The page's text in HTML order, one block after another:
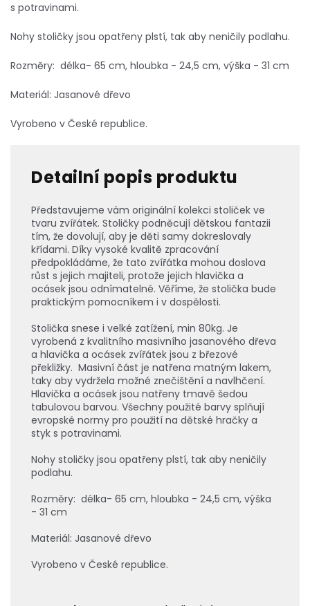
s potravinami.
Nohy stoličky jsou opatřeny plstí, tak aby neničily podlahu.
Rozměry: délka- 65 cm, hloubka - 24,5 cm, výška - 31 cm
Materiál: Jasanové dřevo
Vyrobeno v České republice.
Detailní popis produktu
Představujeme vám originální kolekci stoliček ve
tvaru zvířátek. Stoličky podněcují dětskou fantazii
tím, že dovolují, aby je děti samy dokreslovaly
křídami. Díky vysoké kvalitě zpracování
předpokládáme, že tato zvířátka mohou doslova
růst s jejich majiteli, protože jejich hlavička a
ocásek jsou odnímatelné. Věříme, že stolička bude
praktickým pomocníkem i v dospělosti.
Stolička snese i velké zatížení, min 80kg. Je
vyrobená z kvalitního masivního jasanového dřeva
a hlavička a ocásek zvířátek jsou z březové
překližky. Masivní část je natřena matným lakem,
taky aby vydržela možné znečištění a navlhčení.
Hlavička a ocásek jsou natřeny tmavě šedou
tabulovou barvou. Všechny použité barvy splňují
evropské normy pro použití na dětské hračky a
styk s potravinami.
Nohy stoličky jsou opatřeny plstí, tak aby neničily
podlahu.
Rozměry: délka- 65 cm, hloubka - 24,5 cm, výška
- 31 cm
Materiál: Jasanové dřevo
Vyrobeno v České republice.